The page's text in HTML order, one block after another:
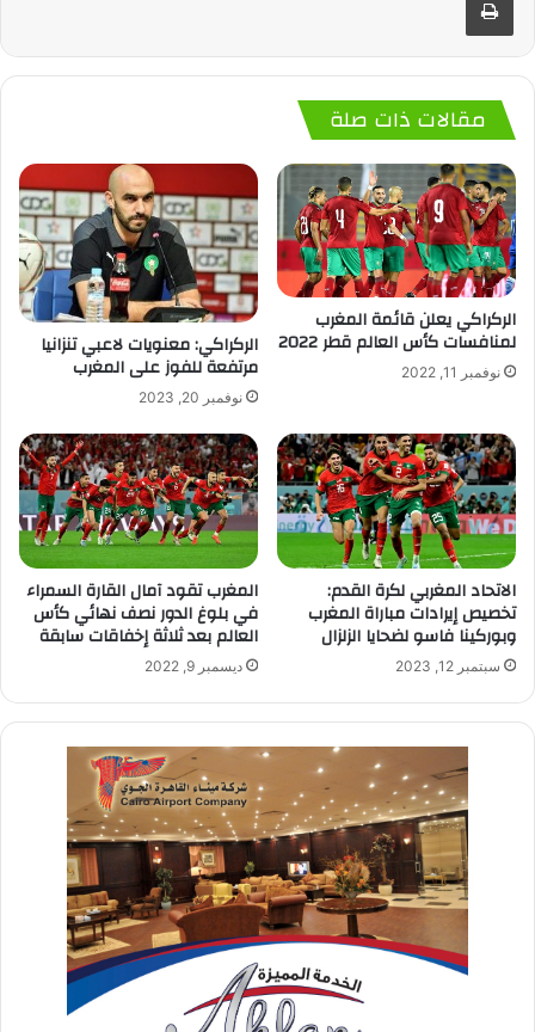
مقالات ذات صلة
الركراكي يعلن قائمة المغرب
لمنافسات كأس العالم قطر 2022
نوفمبر 11, 2022
الركراكي: معنويات لاعبي تنزانيا
مرتفعة للفوز على المغرب
نوفمبر 20, 2023
الاتحاد المغربي لكرة القدم:
تخصيص إيرادات مباراة المغرب
وبوركينا فاسو لضحايا الزلزال
سبتمبر 12, 2023
المغرب تقود آمال القارة السمراء
في بلوغ الدور نصف نهائي كأس
العالم بعد ثلاثة إخفاقات سابقة
ديسمبر 9, 2022